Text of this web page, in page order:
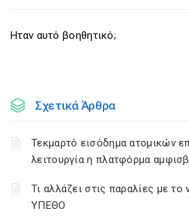
Ηταν αυτό βοηθητικό;
Σχετικά Άρθρα
Τεκμαρτό εισόδημα ατομικών
λειτουργία η πλατφόρμα
Τι αλλάζει στις παραλίες με το
ΥΠΕΘΟ